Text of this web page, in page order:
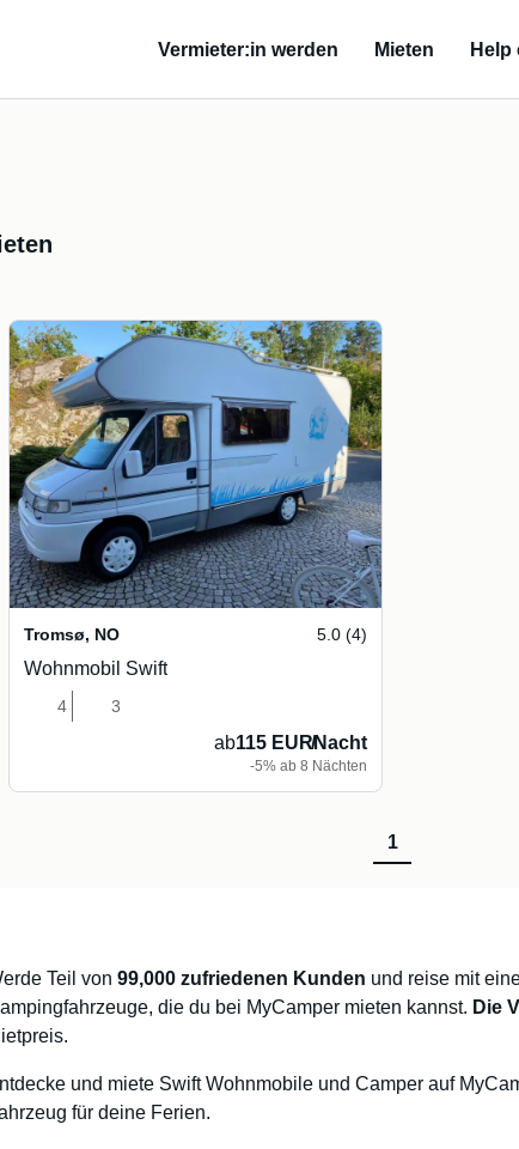
Vermieter:in werden Mieten Help
Tromsø, NO 5.0 (4)
Wohnmobil Swift
4 3
ab115 EUR/Nacht
-5% ab 8 Nächten
1
Teil von 99,000 zufriedenen Kunden und reise mit
die du bei MyCamper mieten kannst. Die
und miete Swift Wohnmobile und Camper auf
für deine Ferien.